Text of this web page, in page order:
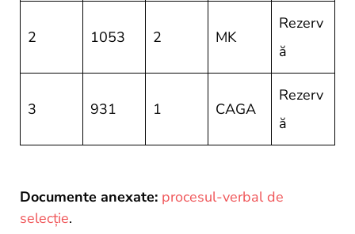
2 1053 2 MK
Rezerv
ă
3 931 1 CAGA
Rezerv
ă
Documente anexate: procesul-verbal de
selecție.